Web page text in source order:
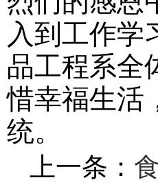
入到工作学
品工程系全
惜幸福生活
统。
上一条：